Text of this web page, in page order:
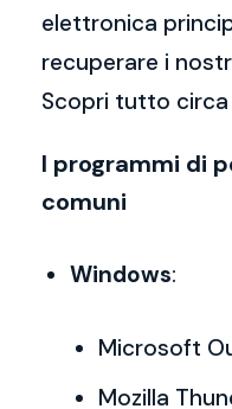
elettronica
recuperare i
Scopri tutto circa
I programmi di
comuni
Windows:
Microsoft
Mozilla